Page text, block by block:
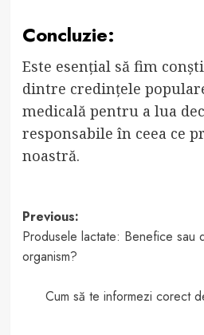
Concluzie:
Este esențial să fim
dintre credințele
medicală pentru a lua
responsabile în ceea ce
noastră.
Post
navigation
Previous:
Produsele lactate: Benefice sau
organism?
Cum să te informezi corect